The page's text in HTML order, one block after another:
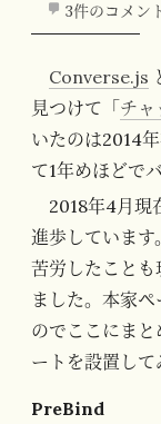
3件のコメン
Converse.js
見つけて「 チャ
いたのは2014
て1年めほどで
2018年4月現
進歩していま
苦労したこと
ました。本家
のでここにま
ートを設置して
PreBind